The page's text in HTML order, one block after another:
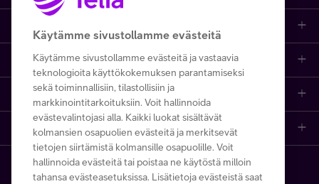
Puhelinliittymät
Mobiililaajakaista
Kodin laajakaista
Prepaid-liittymät
Tarjoukset
iPhone 17
Samsung S26
Viaplay
Asiakastuki netissä
Etsi apua ja ohjeita
Tilauksen peruuttaminen
Opi ja inspiroidu
Ota yhteyttä
Asiakaspalvelun yhteystiedot
Asioi kirjautuneena
Telia Finland
Telia yrityksenä
Käytämme sivustollamme evästeitä
Käytämme sivustollamme evästeitä ja vastaavia
teknologioita käyttökokemuksen parantamiseksi
sekä toiminnallisiin, tilastollisiin ja
markkinointitarkoituksiin. Voit hallinnoida
evästevalintojasi alla. Kaikki luokat sisältävät
kolmansien osapuolien evästeitä ja merkitsevät
tietojen siirtämistä kolmansille osapuolille. Voit
hallinnoida evästeitä tai poistaa ne käytöstä milloin
tahansa evästeasetuksissa. Lisätietoja evästeistä saat